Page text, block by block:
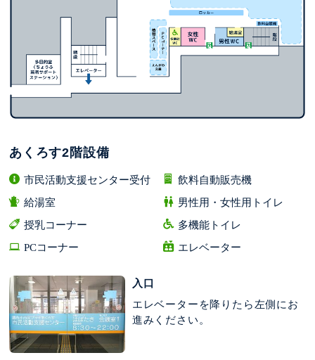
あくろす2階設備
市民活動支援センター受付
給湯室
授乳コーナー
PCコーナー
飲料自動販売機
男性用・女性用トイレ
多機能トイレ
エレベーター
入口
エレベーターを降りたら左側にお
進みください。